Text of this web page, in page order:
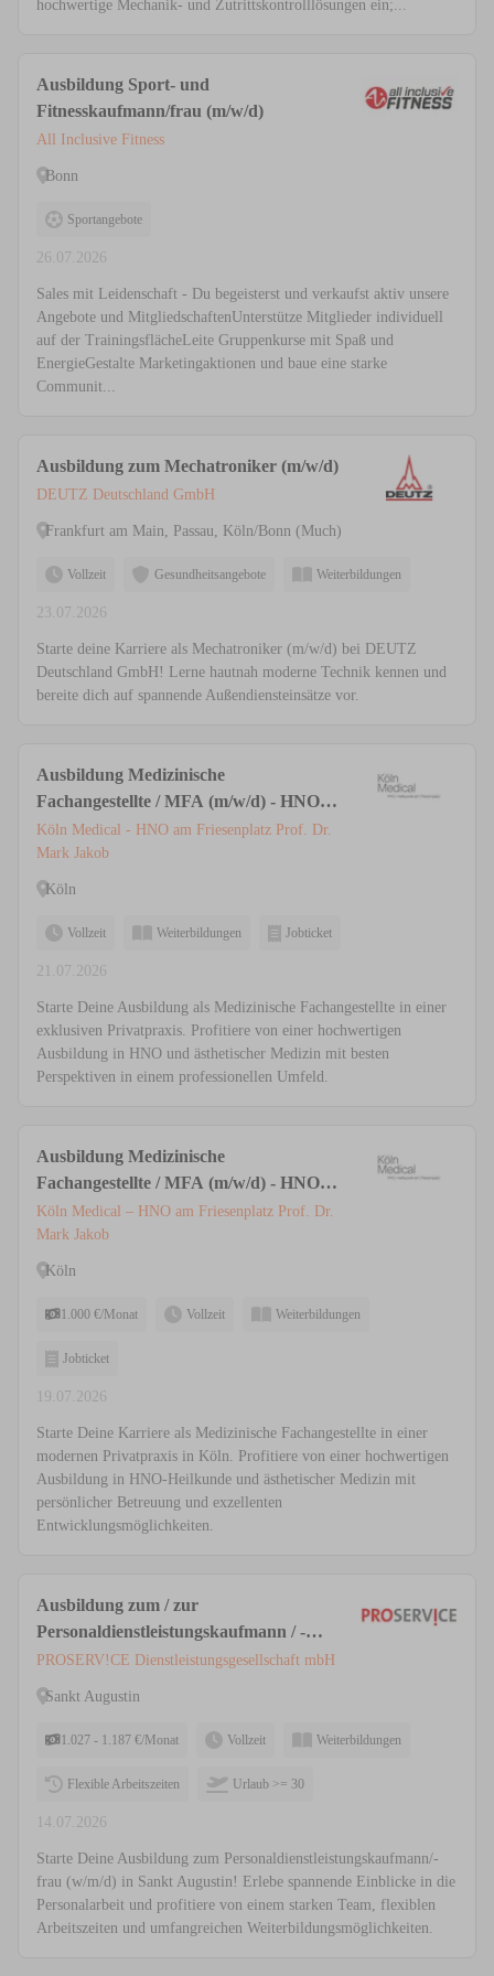
hochwertige Mechanik- und Zutrittskontrolllösungen ein;...
Ausbildung Sport- und
Fitnesskaufmann/frau (m/w/d)
All Inclusive Fitness
Bonn
Sportangebote
26.07.2026
Sales mit Leidenschaft - Du begeisterst und verkaufst aktiv unsere
Angebote und MitgliedschaftenUnterstütze Mitglieder individuell
auf der TrainingsflächeLeite Gruppenkurse mit Spaß und
EnergieGestalte Marketingaktionen und baue eine starke
Communit...
Ausbildung zum Mechatroniker (m/w/d)
DEUTZ Deutschland GmbH
Frankfurt am Main, Passau, Köln/Bonn (Much)
Vollzeit Gesundheitsangebote Weiterbildungen
23.07.2026
Starte deine Karriere als Mechatroniker (m/w/d) bei DEUTZ
Deutschland GmbH! Lerne hautnah moderne Technik kennen und
bereite dich auf spannende Außendiensteinsätze vor.
Ausbildung Medizinische
Fachangestellte / MFA (m/w/d) - HNO &
Ästhetische Medizin | Privatpraxis Köln
Köln Medical - HNO am Friesenplatz Prof. Dr.
Mark Jakob
Köln
Vollzeit Weiterbildungen Jobticket
21.07.2026
Starte Deine Ausbildung als Medizinische Fachangestellte in einer
exklusiven Privatpraxis. Profitiere von einer hochwertigen
Ausbildung in HNO und ästhetischer Medizin mit besten
Perspektiven in einem professionellen Umfeld.
Ausbildung Medizinische
Fachangestellte / MFA (m/w/d) - HNO &
Ästhetische Medizin | Privatpraxis Köln
Köln Medical – HNO am Friesenplatz Prof. Dr.
Mark Jakob
Köln
1.000 €/Monat Vollzeit Weiterbildungen
Jobticket
19.07.2026
Starte Deine Karriere als Medizinische Fachangestellte in einer
modernen Privatpraxis in Köln. Profitiere von einer hochwertigen
Ausbildung in HNO-Heilkunde und ästhetischer Medizin mit
persönlicher Betreuung und exzellenten
Entwicklungsmöglichkeiten.
Ausbildung zum / zur
Personaldienstleistungskaufmann / -
frau (w/m/d) // Sankt Augustin
PROSERV!CE Dienstleistungsgesellschaft mbH
Sankt Augustin
1.027 - 1.187 €/Monat Vollzeit Weiterbildungen
Flexible Arbeitszeiten Urlaub >= 30
14.07.2026
Starte Deine Ausbildung zum Personaldienstleistungskaufmann/-
frau (w/m/d) in Sankt Augustin! Erlebe spannende Einblicke in die
Personalarbeit und profitiere von einem starken Team, flexiblen
Arbeitszeiten und umfangreichen Weiterbildungsmöglichkeiten.